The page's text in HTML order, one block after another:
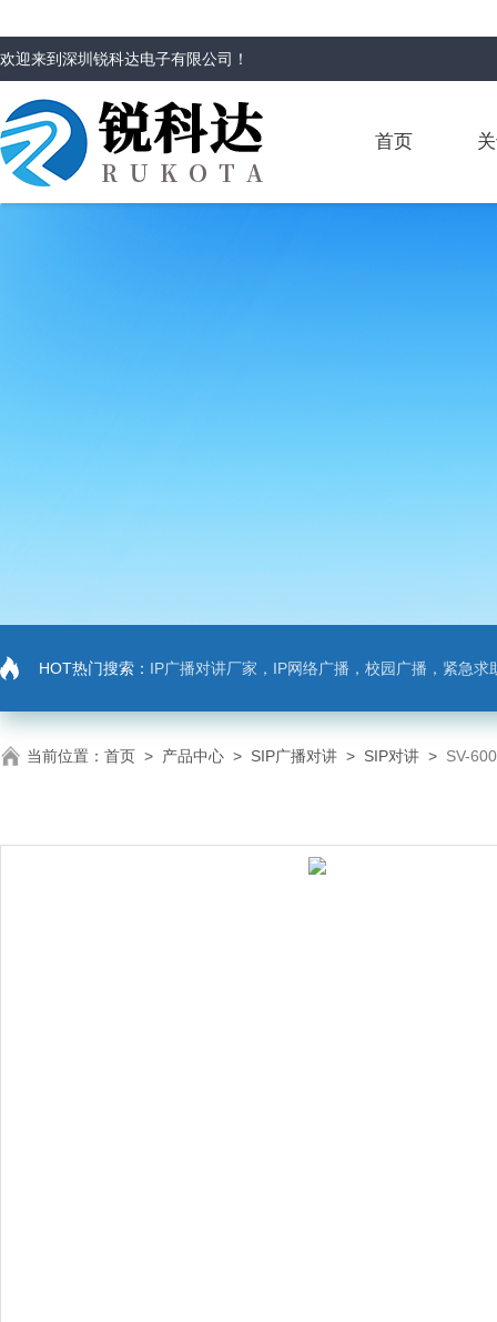
欢迎来到深圳锐科达电子有限公司 ！
首页
HOT热门搜索： IP广播对讲厂家，IP网络广播，校园广播，紧急求助，IP广播对讲系
当前位置： 首页 > 产品中心 > SIP广播对讲 > SIP对讲 > SV-